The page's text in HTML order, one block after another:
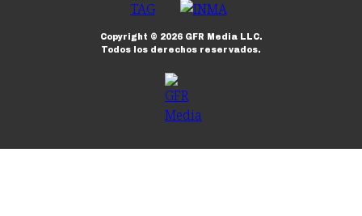
Copyright © 2026GFR Media LLC.
Todos los derechos reservados.